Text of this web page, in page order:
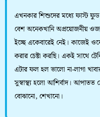
এখনকার শিশুদের মধ্যে ফাস্ট
বেশ অনেকখানি অপ্রয়োজনীয়
ইচ্ছে একেবারেই নেই। কাজেই
করার চেষ্টা করছি। একই সাথে
এটার ফল হল ভালো না-লাগা
সুস্বাস্থ্য হলো আশির্বাদ। আপাতত
বোঝানো, শেখানো।